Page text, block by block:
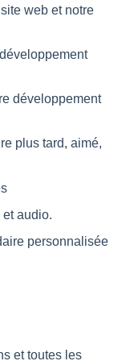
web et notre
développement
plus tard, aimé,
audio.
personnalisée
et toutes les